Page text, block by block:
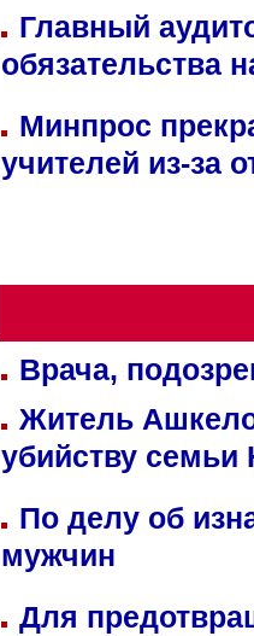
Главный
обязательства
Минпрос
учителей из-за
Врача,
Житель
убийству семьи
По делу об
мужчин
Для